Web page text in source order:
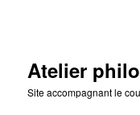
Atelier philo
Site accompagnant le